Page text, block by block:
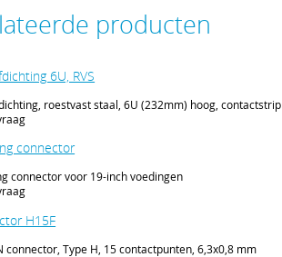
producten
6U, RVS
roestvast staal, 6U (232mm) hoog, contactstrip
connector
connector voor 19-inch voedingen
H15F
connector, Type H, 15 contactpunten, 6,3x0,8 mm